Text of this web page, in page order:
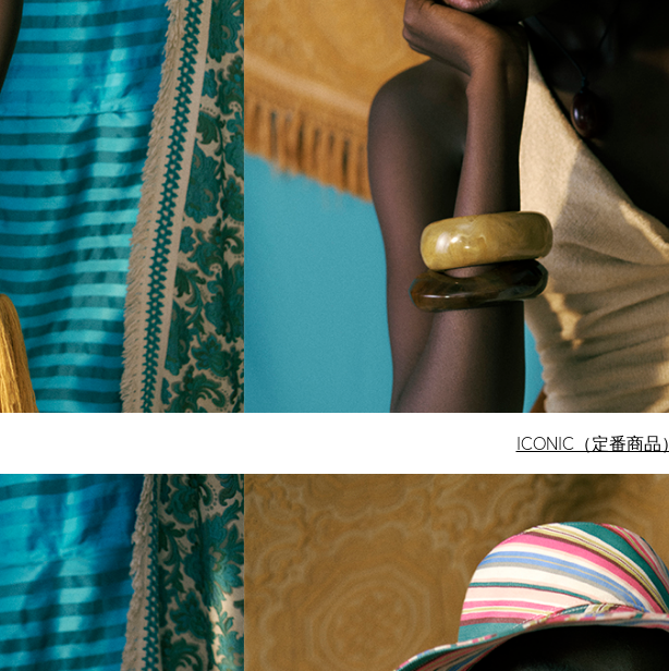
ICONIC（定番商品）
FABRIC HAT
NEW FABRIC HAT COLLECTION
日常のコーディネートに取り入
れやすく、さりげない上品さが
感じられるデザインが豊富で
す。